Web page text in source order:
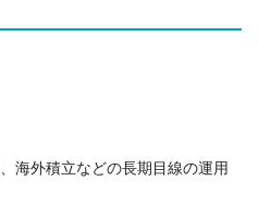
海外積立などの長期目線の運用